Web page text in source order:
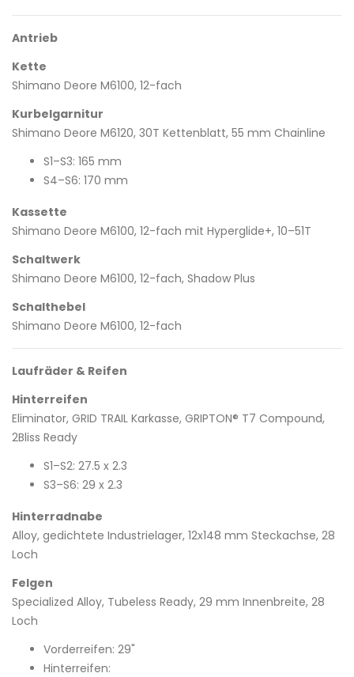
Antrieb
Kette
Shimano Deore M6100, 12-fach
Kurbelgarnitur
Shimano Deore M6120, 30T Kettenblatt, 55 mm Chainline
S1–S3: 165 mm
S4–S6: 170 mm
Kassette
Shimano Deore M6100, 12-fach mit Hyperglide+, 10–51T
Schaltwerk
Shimano Deore M6100, 12-fach, Shadow Plus
Schalthebel
Shimano Deore M6100, 12-fach
Laufräder & Reifen
Hinterreifen
Eliminator, GRID TRAIL Karkasse, GRIPTON® T7 Compound,
2Bliss Ready
S1–S2: 27.5 x 2.3
S3–S6: 29 x 2.3
Hinterradnabe
Alloy, gedichtete Industrielager, 12x148 mm Steckachse, 28
Loch
Felgen
Specialized Alloy, Tubeless Ready, 29 mm Innenbreite, 28
Loch
Vorderreifen: 29"
Hinterreifen: